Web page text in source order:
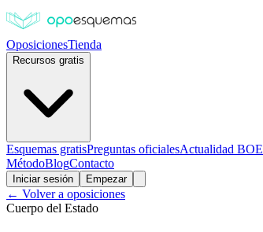
OposicionesTienda
Recursos gratis
Esquemas gratisPreguntas oficialesActualidad BOE
MétodoBlogContacto
Iniciar sesión Empezar
← Volver a oposiciones
Cuerpo del Estado